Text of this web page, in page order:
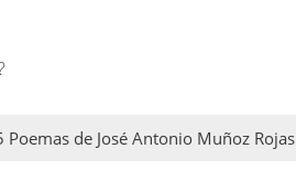
de José Antonio Muñoz Rojas